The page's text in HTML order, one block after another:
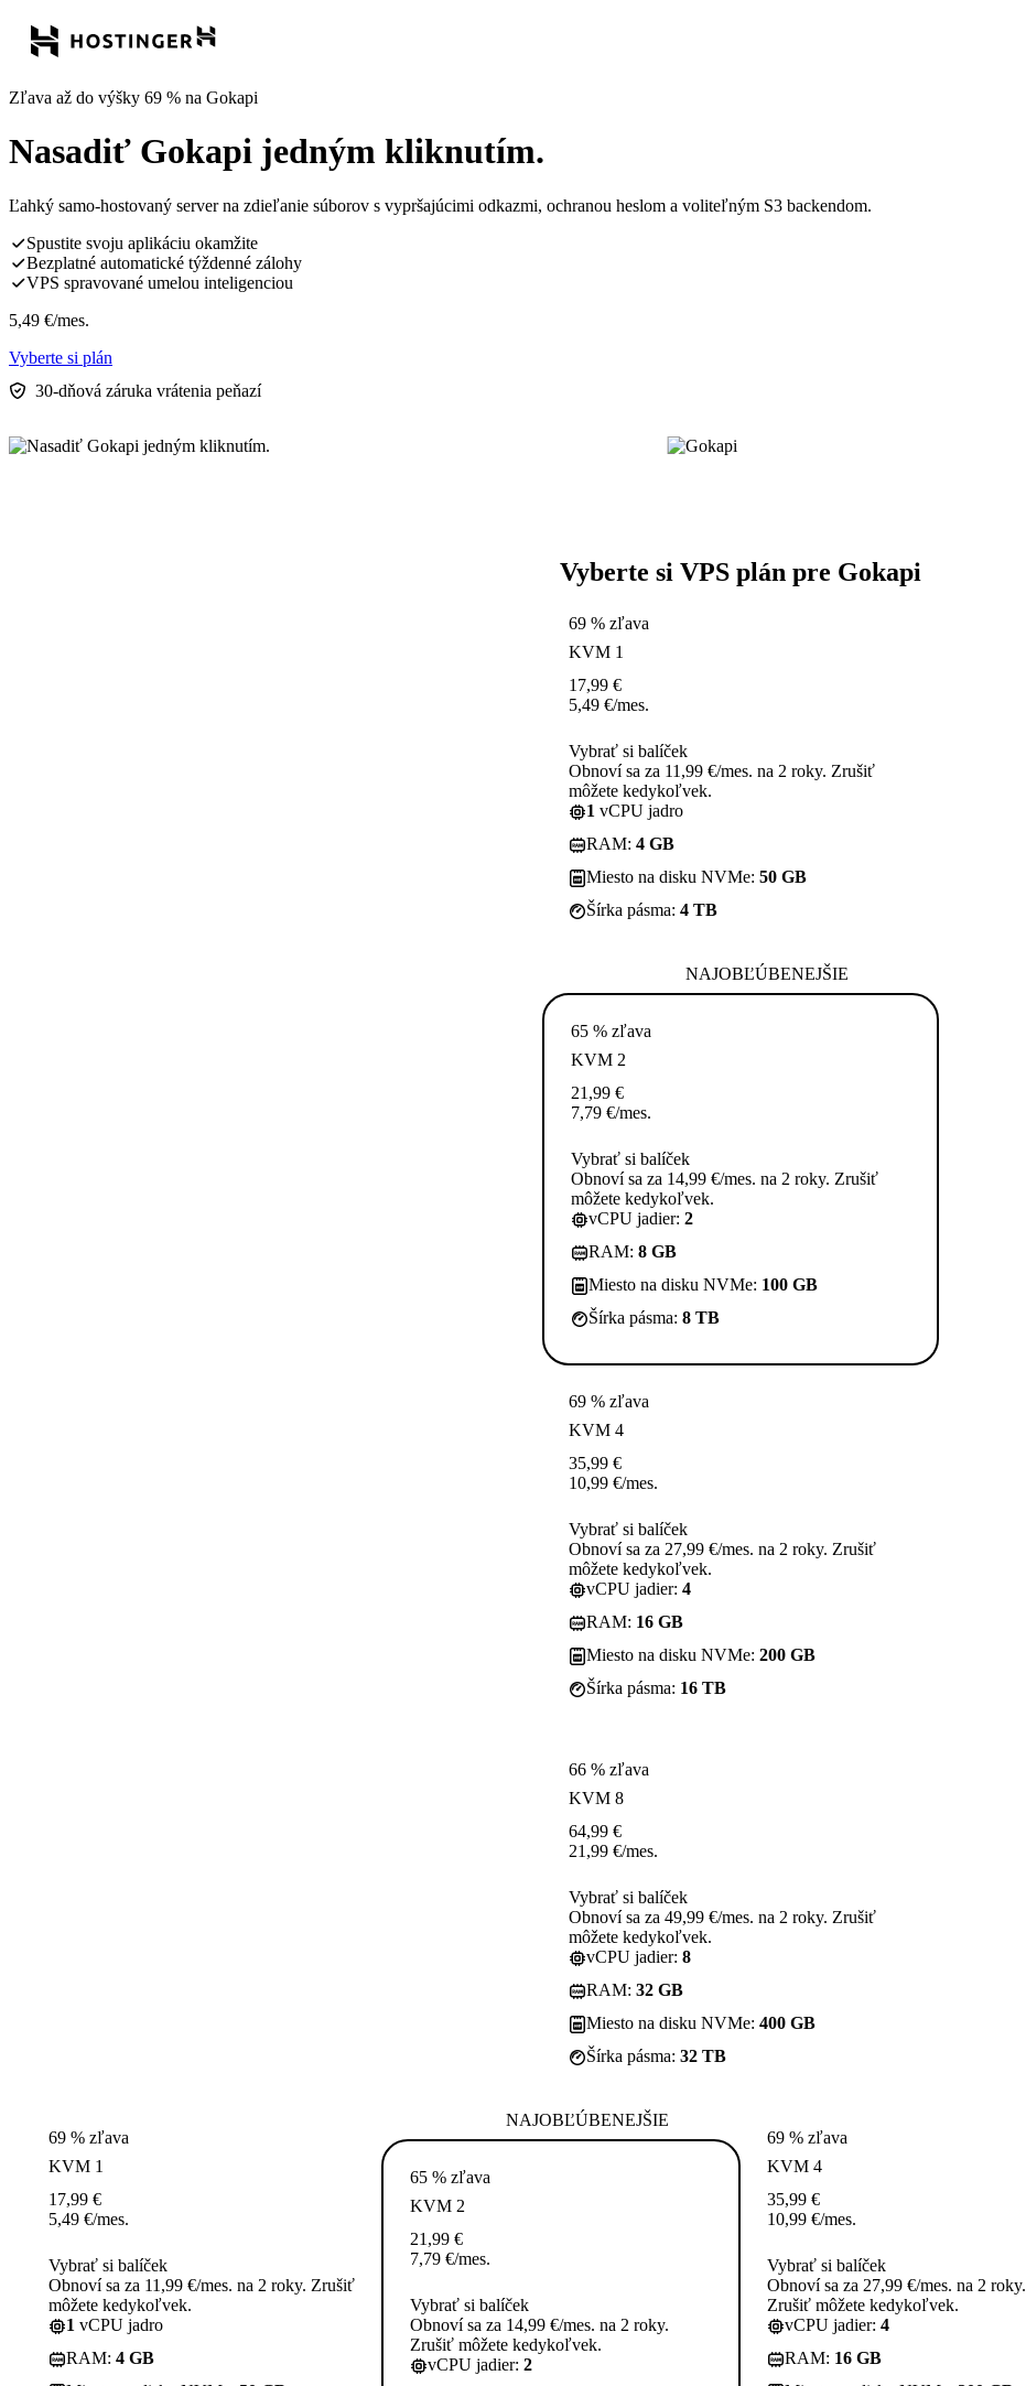
Zľava až do výšky 69 % na Gokapi
Nasadiť Gokapi jedným kliknutím.
Ľahký samo-hostovaný server na zdieľanie súborov s vypršajúcimi odkazmi, ochranou heslom a voliteľným S3 backendom.
Spustite svoju aplikáciu okamžite
Bezplatné automatické týždenné zálohy
VPS spravované umelou inteligenciou
5,49 €/mes.
Vyberte si plán
30-dňová záruka vrátenia peňazí
Vyberte si VPS plán pre Gokapi
69 % zľava
KVM 1
17,99 €
5,49 €/mes.
Vybrať si balíček
Obnoví sa za 11,99 €/mes. na 2 roky. Zrušiť
môžete kedykoľvek.
1 vCPU jadro
RAM: 4 GB
Miesto na disku NVMe: 50 GB
Šírka pásma: 4 TB
NAJOBĽÚBENEJŠIE
65 % zľava
KVM 2
21,99 €
7,79 €/mes.
Vybrať si balíček
Obnoví sa za 14,99 €/mes. na 2 roky. Zrušiť
môžete kedykoľvek.
vCPU jadier: 2
RAM: 8 GB
Miesto na disku NVMe: 100 GB
Šírka pásma: 8 TB
69 % zľava
KVM 4
35,99 €
10,99 €/mes.
Vybrať si balíček
Obnoví sa za 27,99 €/mes. na 2 roky. Zrušiť
môžete kedykoľvek.
vCPU jadier: 4
RAM: 16 GB
Miesto na disku NVMe: 200 GB
Šírka pásma: 16 TB
66 % zľava
KVM 8
64,99 €
21,99 €/mes.
Vybrať si balíček
Obnoví sa za 49,99 €/mes. na 2 roky. Zrušiť
môžete kedykoľvek.
vCPU jadier: 8
RAM: 32 GB
Miesto na disku NVMe: 400 GB
Šírka pásma: 32 TB
69 % zľava
KVM 1
17,99 €
5,49 €/mes.
Vybrať si balíček
Obnoví sa za 11,99 €/mes. na 2 roky. Zrušiť
môžete kedykoľvek.
1 vCPU jadro
RAM: 4 GB
NAJOBĽÚBENEJŠIE
65 % zľava
KVM 2
21,99 €
7,79 €/mes.
Vybrať si balíček
Obnoví sa za 14,99 €/mes. na 2 roky.
Zrušiť môžete kedykoľvek.
vCPU jadier: 2
69 % zľava
KVM 4
35,99 €
10,99 €/mes.
Vybrať si balíček
Obnoví sa za 27,99 €/mes. na 2 roky.
Zrušiť môžete kedykoľvek.
vCPU jadier: 4
RAM: 16 GB